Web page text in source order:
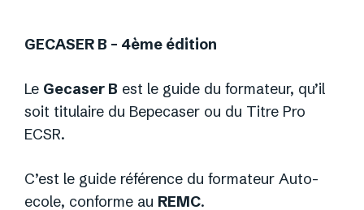
GECASER B – 4ème édition
Le Gecaser B est le guide du formateur, qu’il
soit titulaire du Bepecaser ou du Titre Pro
ECSR.
C’est le guide référence du formateur Auto-
ecole, conforme au REMC.